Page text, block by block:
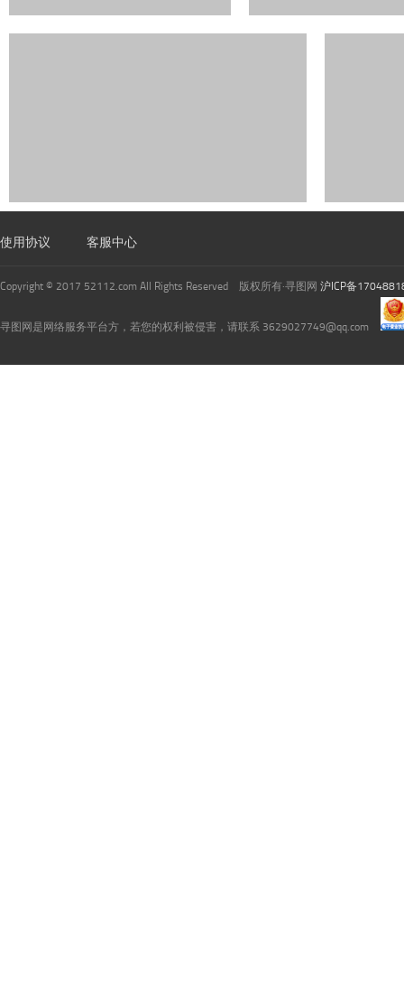
使用协议 客服中心
Copyright © 2017 52112.com All Rights Reserved 版权所有·寻图网 沪ICP备
寻图网是网络服务平台方，若您的权利被侵害，请联系 3629027749@qq.com